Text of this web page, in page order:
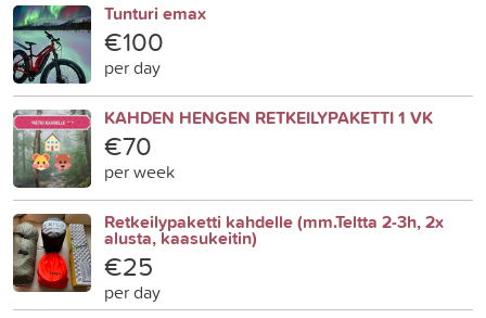
Tunturi emax
€100
per day
KAHDEN HENGEN RETKEILYPAKETTI 1 VK
€70
per week
Retkeilypaketti kahdelle (mm.Teltta 2-3h, 2x
alusta, kaasukeitin)
€25
per day